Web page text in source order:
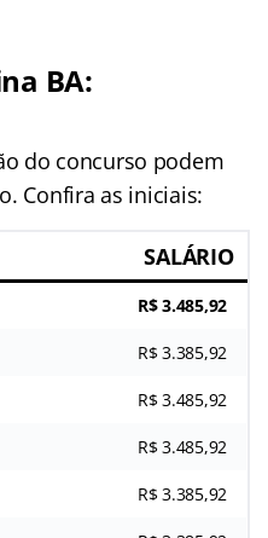
BA:
do concurso podem
Confira as iniciais:
SALÁRIO
R$ 3.485,92
R$ 3.385,92
R$ 3.485,92
R$ 3.485,92
R$ 3.385,92